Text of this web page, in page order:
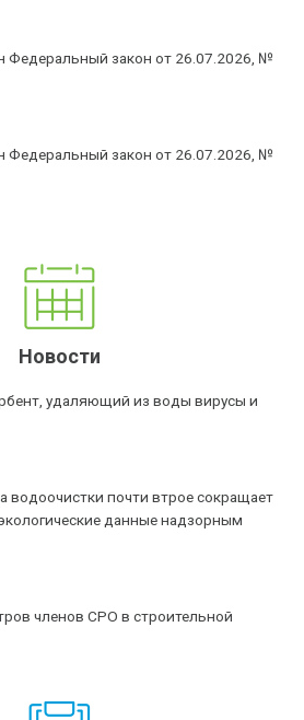
Федеральный закон от 26.07.2026, №
Федеральный закон от 26.07.2026, №
Новости
удаляющий из воды вирусы и
почти втрое сокращает
данные надзорным
членов СРО в строительной